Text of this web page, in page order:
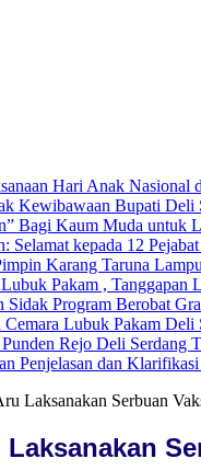
Hari Anak Nasional
Kewibawaan Bupati Deli
Bagi Kaum Muda untuk
kepada 12
Karang Taruna
Pakam ,
Program Berobat
Lubuk Pakam Deli
Rejo Deli Serdang
Penjelasan dan
Laksanakan Serbuan
Laksanakan